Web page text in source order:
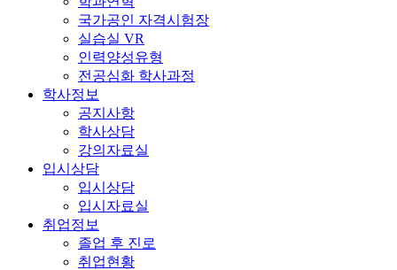
국가공인 자격시험장
실습실 VR
인력양성유형
전공심화 학사과정
학사정보
공지사항
학사상담
강의자료실
입시상담
입시상담
입시자료실
취업정보
졸업 후 진로
취업현황